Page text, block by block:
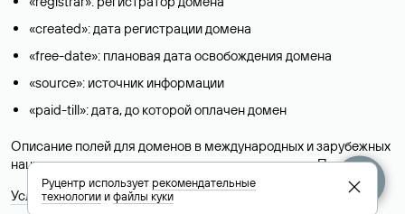
«created»: дата регистрации домена
«free-date»: плановая дата освобождения домена
«source»: источник информации
«paid-till»: дата, до которой оплачен домен
Описание полей для доменов в международных и зарубежных
национальных доменах представлены в разделе «Помощь».
Условия использования Whois-сервиса
Руцентр используетрекомендательные
технологииифайлы куки